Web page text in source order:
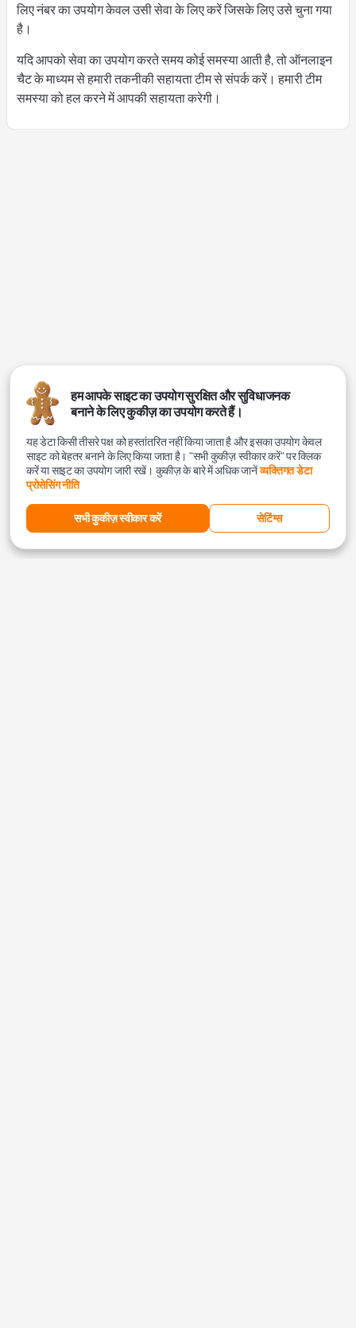
लिए नंबर का उपयोग केवल उसी सेवा के लिए करें जिसके लिए उसे चुना गया
है।
यदि आपको सेवा का उपयोग करते समय कोई समस्या आती है, तो ऑनलाइन
चैट के माध्यम से हमारी तकनीकी सहायता टीम से संपर्क करें। हमारी टीम
समस्या को हल करने में आपकी सहायता करेगी।
हम आपके साइट का उपयोग सुरक्षित और सुविधाजनक
बनाने के लिए कुकीज़ का उपयोग करते हैं।
यह डेटा किसी तीसरे पक्ष को हस्तांतरित नहीं किया जाता है और इसका उपयोग केवल
साइट को बेहतर बनाने के लिए किया जाता है। "सभी कुकीज़ स्वीकार करें" पर क्लिक
करें या साइट का उपयोग जारी रखें। कुकीज़ के बारे में अधिक जानेंव्यक्तिगत डेटा
प्रोसेसिंग नीति
सभी कुकीज़ स्वीकार करें सेटिंग्स